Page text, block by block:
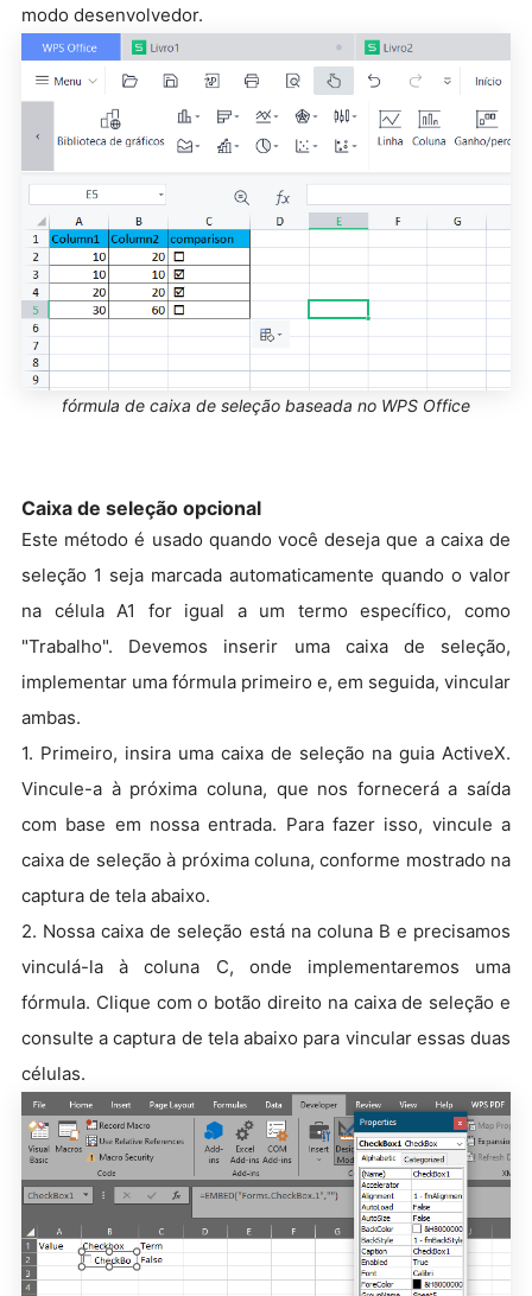
modo desenvolvedor.
fórmula de caixa de seleção baseada no WPS Office
Caixa de seleção opcional
Este método é usado quando você deseja que a caixa de
seleção 1 seja marcada automaticamente quando o valor
na célula A1 for igual a um termo específico, como
"Trabalho". Devemos inserir uma caixa de seleção,
implementar uma fórmula primeiro e, em seguida, vincular
ambas.
1. Primeiro, insira uma caixa de seleção na guia ActiveX.
Vincule-a à próxima coluna, que nos fornecerá a saída
com base em nossa entrada. Para fazer isso, vincule a
caixa de seleção à próxima coluna, conforme mostrado na
captura de tela abaixo.
2. Nossa caixa de seleção está na coluna B e precisamos
vinculá-la à coluna C, onde implementaremos uma
fórmula. Clique com o botão direito na caixa de seleção e
consulte a captura de tela abaixo para vincular essas duas
células.